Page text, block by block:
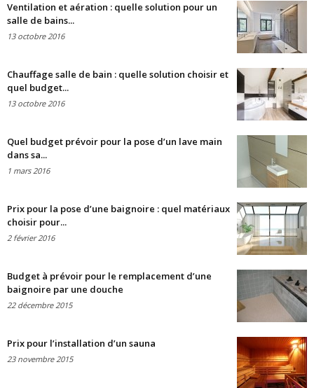
Ventilation et aération : quelle solution pour un
salle de bains...
13 octobre 2016
Chauffage salle de bain : quelle solution choisir et
quel budget...
13 octobre 2016
Quel budget prévoir pour la pose d’un lave main
dans sa...
1 mars 2016
Prix pour la pose d’une baignoire : quel matériaux
choisir pour...
2 février 2016
Budget à prévoir pour le remplacement d’une
baignoire par une douche
22 décembre 2015
Prix pour l’installation d’un sauna
23 novembre 2015